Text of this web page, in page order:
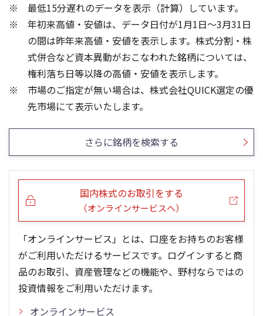
13週移動平均 26週移動平均 出来高(千)
120,000
130,000
140,000
145,000
150,000
0
4
8
5ヶ月移動平均 25ヶ月移動平均 出来高(千)
120,000
140,000
150,000
160,000
0
4
8
最低15分遅れのデータを表示（計算）しています。
年初来高値・安値は、データ日付が1月1日～3月31日
の間は昨年来高値・安値を表示します。株式分割・株
式併合など資本異動がおこなわれた銘柄については、
権利落ち日等以降の高値・安値を表示します。
市場のご指定が無い場合は、株式会社QUICK選定の優
先市場にて表示いたします。
さらに銘柄を検索する
国内株式のお取引をする
（オンラインサービスへ）
「オンラインサービス」とは、口座をお持ちのお客様
がご利用いただけるサービスです。ログインすると商
品のお取引、資産管理などの機能や、野村ならではの
投資情報をご利用いただけます。
オンラインサービス